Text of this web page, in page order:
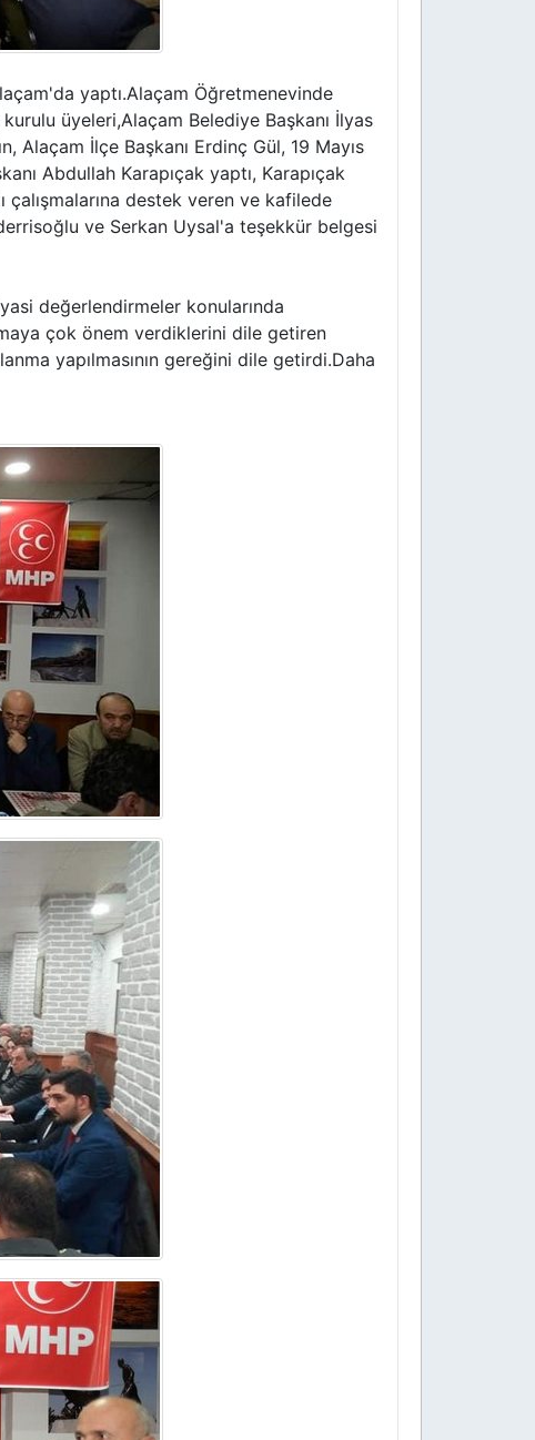
yaptı.Alaçam Öğretmenevinde
üyeleri,Alaçam Belediye Başkanı İlyas
Alaçam İlçe Başkanı Erdinç Gül, 19 Mayıs
Abdullah Karapıçak yaptı, Karapıçak
destek veren ve kafilede
ve Serkan Uysal'a teşekkür belgesi
değerlendirmeler konularında
çok önem verdiklerini dile getiren
yapılmasının gereğini dile getirdi.Daha